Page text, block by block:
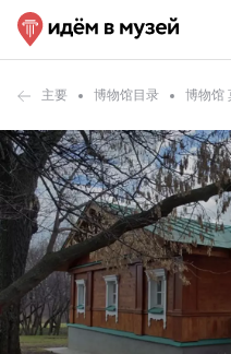
主要 博物馆目录 博物馆